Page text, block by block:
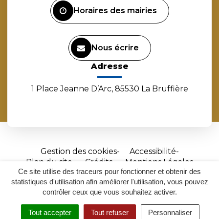
Ce site utilise des traceurs pour fonctionner et obtenir des
statistiques d'utilisation afin améliorer l'utilisation, vous pouvez
contrôler ceux que vous souhaitez activer.
Tout accepter Tout refuser Personnaliser
Horaires des mairies
Nous écrire
Adresse
1 Place Jeanne D’Arc, 85530 La Bruffière
Gestion des cookies
Accessibilité
Plan du site
Crédits
Mentions Légales
Site
réalisé
par
Inovagora